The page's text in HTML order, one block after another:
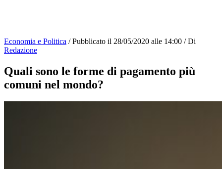
Economia e Politica / Pubblicato il 28/05/2020 alle 14:00 / Di
Redazione
Quali sono le forme di pagamento più
comuni nel mondo?